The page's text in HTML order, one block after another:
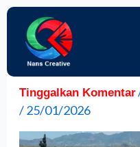
Lewati
konten
Tinggalkan Komentar
/25/01/2026